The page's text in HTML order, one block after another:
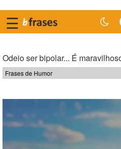
☰
Odeio ser bipolar... É
Frases de Humor